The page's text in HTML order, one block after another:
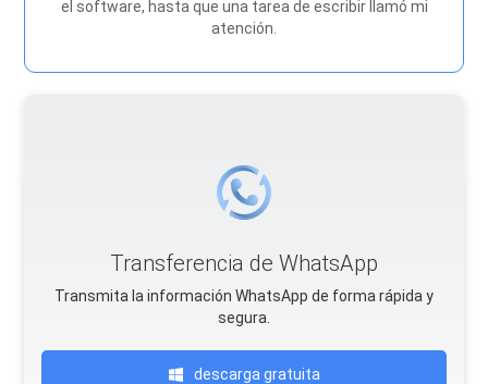
el software, hasta que una tarea de escribir llamó mi
atención.
Transferencia de WhatsApp
Transmita la información WhatsApp de forma rápida y
segura.
descarga gratuita